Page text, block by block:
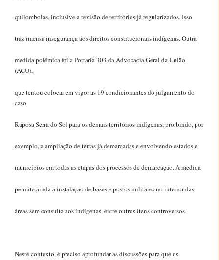
quilombolas, inclusive a revisão de territórios já regularizados. Isso
traz imensa insegurança aos direitos constitucionais indígenas. Outra
medida polêmica foi a Portaria 303 da Advocacia Geral da União
(AGU),
que tentou colocar em vigor as 19 condicionantes do julgamento do
caso
Raposa Serra do Sol para os demais territórios indígenas, proibindo, por
exemplo, a ampliação de terras já demarcadas e envolvendo estados e
municípios em todas as etapas dos processos de demarcação. A medida
permite ainda a instalação de bases e postos militares no interior das
áreas sem consulta aos indígenas, entre outros itens controversos.
Neste contexto, é preciso aprofundar as discussões para que os